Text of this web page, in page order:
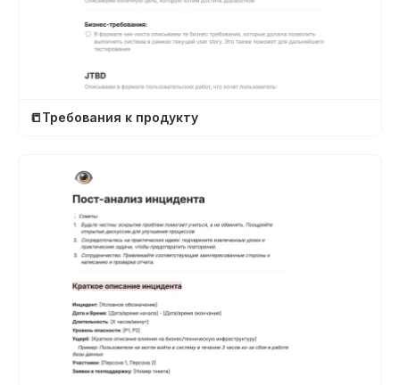
󠁿📒Требования к продукту